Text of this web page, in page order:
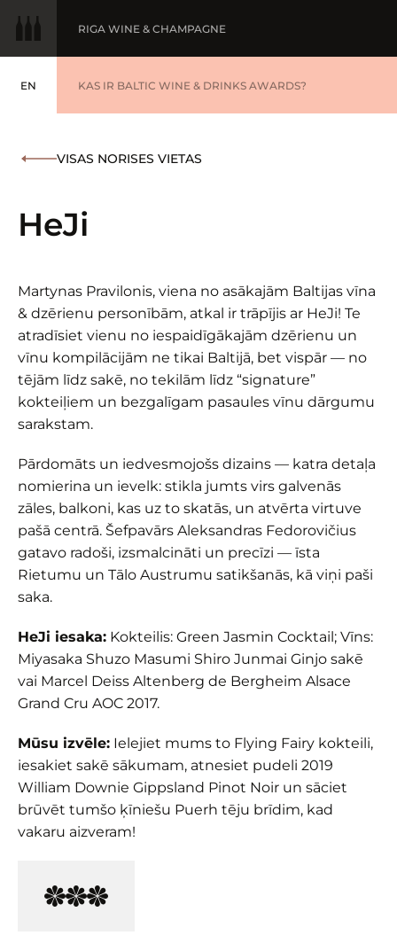
EN
ENGLISH
RIGA WINE & CHAMPAGNE
GADA VĪNS
KAS IR BALTIC WINE & DRINKS AWARDS?
VISAS NORISES VIETAS
HeJi
Martynas Pravilonis, viena no asākajām Baltijas vīna
& dzērienu personībām, atkal ir trāpījis ar HeJi! Te
atradīsiet vienu no iespaidīgākajām dzērienu un
vīnu kompilācijām ne tikai Baltijā, bet vispār — no
tējām līdz sakē, no tekilām līdz “signature”
kokteiļiem un bezgalīgam pasaules vīnu dārgumu
sarakstam.
Pārdomāts un iedvesmojošs dizains — katra detaļa
nomierina un ievelk: stikla jumts virs galvenās
zāles, balkoni, kas uz to skatās, un atvērta virtuve
pašā centrā. Šefpavārs Aleksandras Fedorovičius
gatavo radoši, izsmalcināti un precīzi — īsta
Rietumu un Tālo Austrumu satikšanās, kā viņi paši
saka.
HeJi iesaka: Kokteilis: Green Jasmin Cocktail; Vīns:
Miyasaka Shuzo Masumi Shiro Junmai Ginjo sakē
vai Marcel Deiss Altenberg de Bergheim Alsace
Grand Cru AOC 2017.
Mūsu izvēle: Ielejiet mums to Flying Fairy kokteili,
iesakiet sakē sākumam, atnesiet pudeli 2019
William Downie Gippsland Pinot Noir un sāciet
brūvēt tumšo ķīniešu Puerh tēju brīdim, kad
vakaru aizveram!